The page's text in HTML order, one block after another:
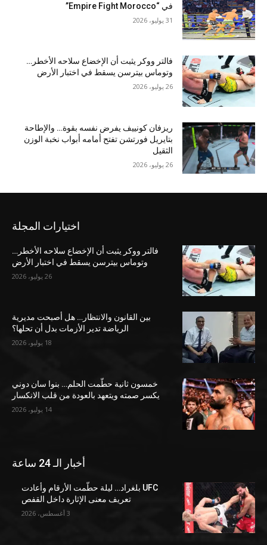
في “Empire Fight Morocco”
31 يوليو، 2026
فالتر ووكر يثبت أن الإخضاع سلاحه الأخطر…
وتوماس بيترسن يسقط في اختبار الأرض
26 يوليو، 2026
ريزفان كونييف يفرض نفسه بقوة… والإطاحة
بتايريل فورتشن تفتح أمامه أبواب نخبة الوزن
الثقيل
26 يوليو، 2026
اختيارات المجلة
فالتر ووكر يثبت أن الإخضاع سلاحه الأخطر…
وتوماس بيترسن يسقط في اختبار الأرض
26 يوليو، 2026
بين القانون والانتظار… هل أصبحت مديرية
الرياضة تدير الأزمات بدل أن تحلها؟
18 يوليو، 2026
خمسون ثانية حطّمت الحلم… بنوا سان دوني
يكسر صمته ويتعهد بالعودة من قلب الانكسار
14 يوليو، 2026
أخبار الـ 24 ساعة
UFC بلغراد… ليلة حطّمت الأرقام وأعادت
تعريف معنى الإثارة داخل القفص
3 أغسطس، 2026